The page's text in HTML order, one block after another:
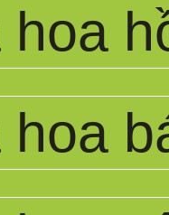
hoa